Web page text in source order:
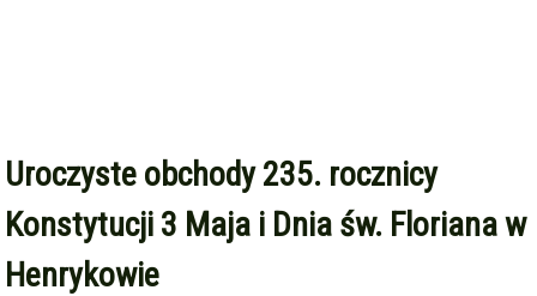
Uroczyste obchody 235. rocznicy
Konstytucji 3 Maja i Dnia św. Floriana w
Henrykowie